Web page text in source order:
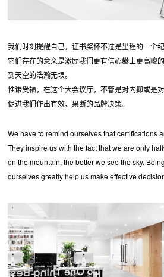
我们时刻提醒自己，证书奖杯不过是里程的一个纪
它们存在的意义是激励我们更有信心攀上更高峻
到天空的浩瀚无垠。
惟谦受福，在这个大会议厅，不管是对内抑或是
促进我们作出有效、果断的品牌决策。
We have to remind ourselves that certifications
They inspire us with the fact that we are only
on the mountain, the better we see the sky.
ourselves greatly help us make effective